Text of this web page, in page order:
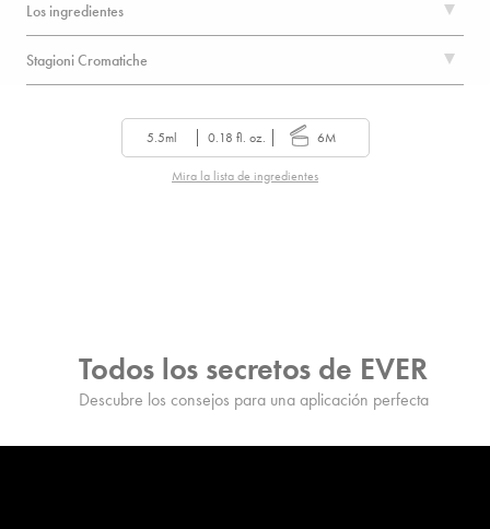
Los ingredientes
Stagioni Cromatiche
5.5ml 0.18 fl. oz. 6M
Mira la lista de ingredientes
Todos los secretos de EVER
Descubre los consejos para una aplicación perfecta